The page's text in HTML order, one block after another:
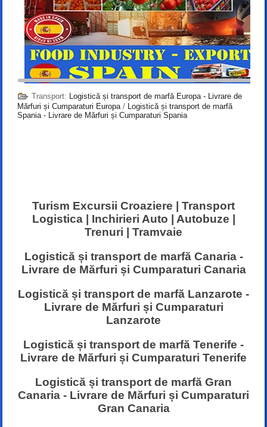
Transport: Logistică și transport de marfă Europa - Livrare de
Mărfuri și Cumparaturi Europa/ Logistică și transport de marfă
Spania - Livrare de Mărfuri și Cumparaturi Spania
Turism Excursii Croaziere | Transport
Logistica | Inchirieri Auto | Autobuze |
Trenuri | Tramvaie
Logistică și transport de marfă Canaria -
Livrare de Mărfuri și Cumparaturi Canaria
Logistică și transport de marfă Lanzarote -
Livrare de Mărfuri și Cumparaturi
Lanzarote
Logistică și transport de marfă Tenerife -
Livrare de Mărfuri și Cumparaturi Tenerife
Logistică și transport de marfă Gran
Canaria - Livrare de Mărfuri și Cumparaturi
Gran Canaria